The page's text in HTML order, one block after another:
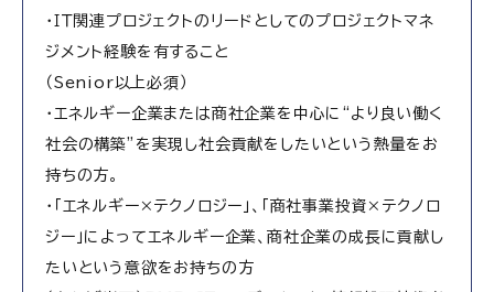
・ＩＴ関連プロジェクトのリードとしてのプロジェクトマネ
ジメント経験を有すること
（Senior以上必須）
・エネルギー企業または商社企業を中心に“より良い働く
社会の構築”を実現し社会貢献をしたいという熱量をお
持ちの方。
・「エネルギー×テクノロジー」、「商社事業投資×テクノロ
ジー」によってエネルギー企業、商社企業の成長に貢献し
たいという意欲をお持ちの方